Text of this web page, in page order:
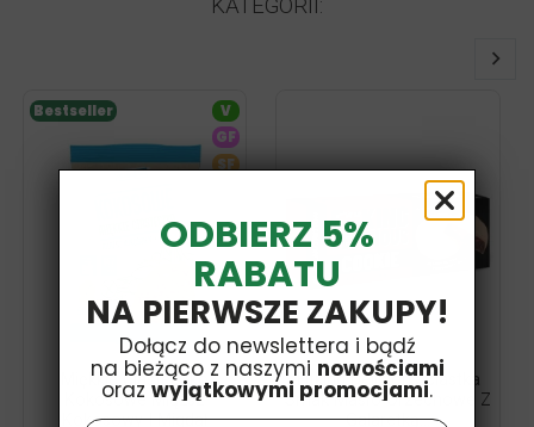
KATEGORII:
Miękkie Ciasteczko
Kokosowe Miąższ
Kokosowy I Migdał
Bestseller
V
GF
SF
Fitking Delicious Ciastka
Smak Masło Orzechowe Z
Galaretką...
ODBIERZ 5%
RABATU
NA PIERWSZE ZAKUPY!
Dołącz do newslettera i bądź
na bieżąco z naszymi nowościami
oraz wyjątkowymi promocjami.